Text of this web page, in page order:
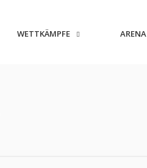
WETTKÄMPFE ARENA